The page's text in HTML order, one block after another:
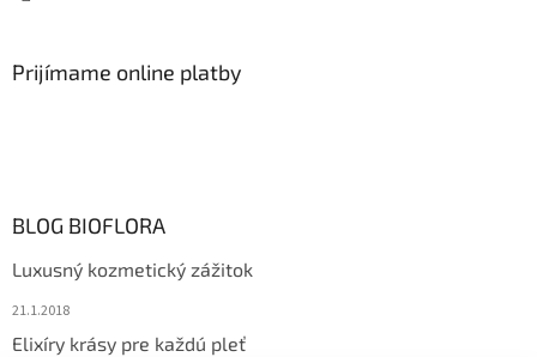
Prijímame online platby
BLOG BIOFLORA
Luxusný kozmetický zážitok
21.1.2018
Elixíry krásy pre každú pleť